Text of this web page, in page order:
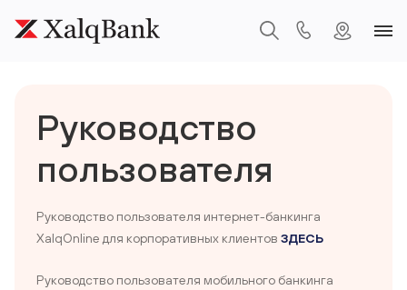
Руководство
пользователя
Руководство пользователя интернет-банкинга
XalqOnline для корпоративных клиентов ЗДЕСЬ
Руководство пользователя мобильного банкинга